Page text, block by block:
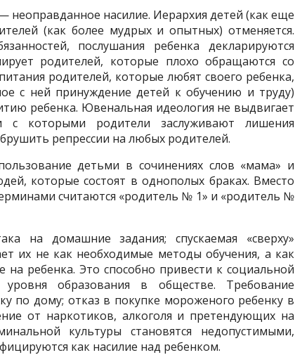
насилие. Иерар­хия детей (как еще
(как более мудрых и опытных) отменяется.
послушания ребенка декларируются
родителей, которые плохо обращаются со
родителей, которые любят своего ребенка,
с ней принуждение детей к обучению и труду)
ребенка. Ювенальная идеология не выдвигает
с которыми ро­дители заслуживают лишения
репрессии на любых родителей.
детьми в сочинениях слов «мама» и
которые состоят в однополых браках. Вместо
считаются «родитель № 1» и «родитель №
на домашние задания; спускаемая «сверху»
их не как необходимые методы обучения, а как
на ребенка. Это способно привести к социальной
образования в обществе. Требование
по дому; отказ в покупке мороженого ребенку в
от наркотиков, алкоголя и претендующих на
культуры становятся недопустимы­ми,
как насилие над ре­бенком.